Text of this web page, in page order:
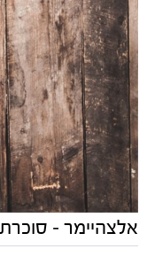
אלצהיימר –